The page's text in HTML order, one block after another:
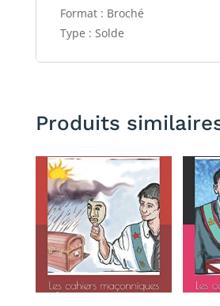
Format : Broché
Type : Solde
Produits